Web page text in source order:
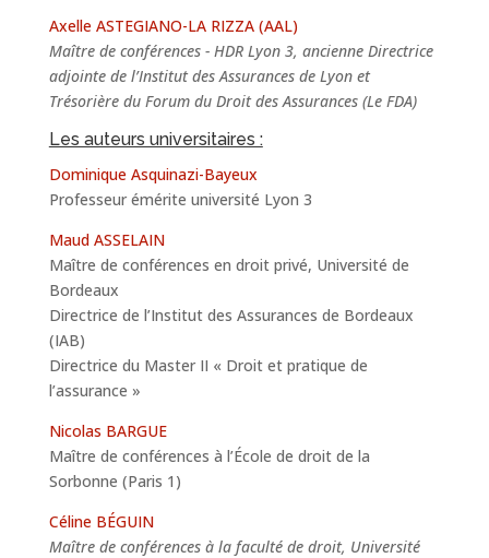
Axelle ASTEGIANO-LA RIZZA (AAL)
Maître de conférences - HDR Lyon 3, ancienne Directrice
adjointe de l’Institut des Assurances de Lyon et
Trésorière du Forum du Droit des Assurances (Le FDA)
Les auteurs universitaires :
Dominique Asquinazi-Bayeux
Professeur émérite université Lyon 3
Maud ASSELAIN
Maître de conférences en droit privé, Université de
Bordeaux
Directrice de l’Institut des Assurances de Bordeaux
(IAB)
Directrice du Master II « Droit et pratique de
l’assurance »
Nicolas BARGUE
Maître de conférences à l’École de droit de la
Sorbonne (Paris 1)
Céline BÉGUIN
Maître de conférences à la faculté de droit, Université